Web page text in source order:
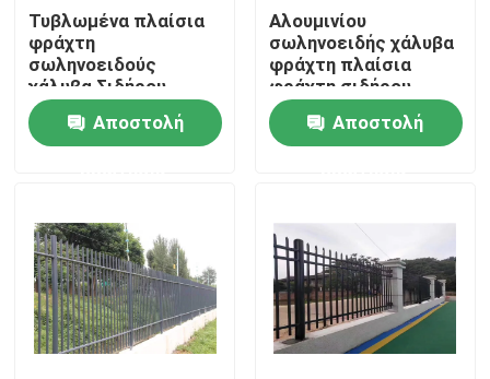
Προϊόντα
Βίντεο
Σχετικά με εμάς
Γύρος εργοστασίων
Τυβλωμένα πλαίσια
φράχτη
σωληνοειδούς
χάλυβα Σιδήρου
διακοσμητικό
μεταλλικό φράχτη
Αποστολή
Αλουμινίου
σωληνοειδής χάλυβα
φράχτη πλαίσια
φράχτη σιδήρου
όπως απαιτείται
Αποστολή